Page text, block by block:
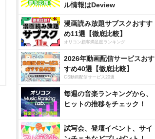
ル情報はDeview
漫画読み放題サブスクおすす
め11選【徹底比較】
オリコン顧客満足度ランキング
2026年動画配信サービスおす
すめ40選【徹底比較】
CS動画配信サービス20選
毎週の音楽ランキングから、
ヒットの推移をチェック！
試写会、登壇イベント、サイ